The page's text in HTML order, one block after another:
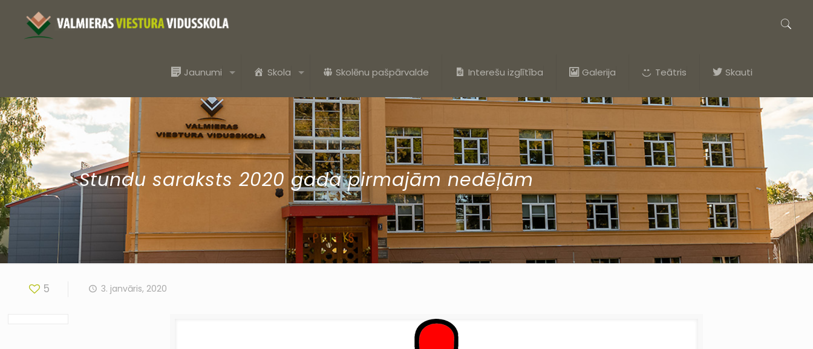
Jaunumi Skola Skolēnu pašpārvalde Interešu izglītība Galerija Teātris Skauti
Stundu saraksts 2020 gada pirmajām nedēļām
5 3. janvāris, 2020